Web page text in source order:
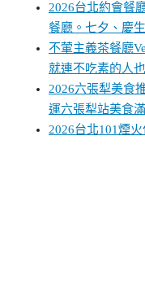
2026台北約會餐
餐廳。七夕、慶
不葷主義茶餐廳
就連不吃素的人
2026六張犁美食
運六張犁站美食滿
2026台北101煙